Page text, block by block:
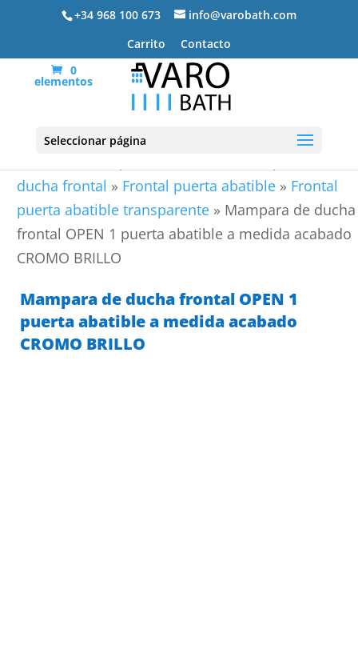
+34 968 100 673
info@varobath.com
Carrito
Contacto
0
elementos
Seleccionar página
ducha frontal » Frontal puerta abatible » Frontal
puerta abatible transparente » Mampara de ducha
frontal OPEN 1 puerta abatible a medida acabado
CROMO BRILLO
Mampara de ducha frontal OPEN 1
puerta abatible a medida acabado
CROMO BRILLO